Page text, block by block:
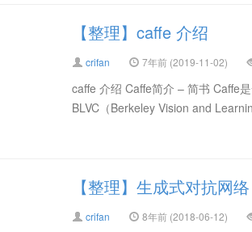
【整理】caffe 介绍
crifan 7年前 (2019-11-02)
caffe 介绍 Caffe简介 – 简书 Caffe
BLVC（Berkeley Vision and
【整理】生成式对抗网
crifan 8年前 (2018-06-12)